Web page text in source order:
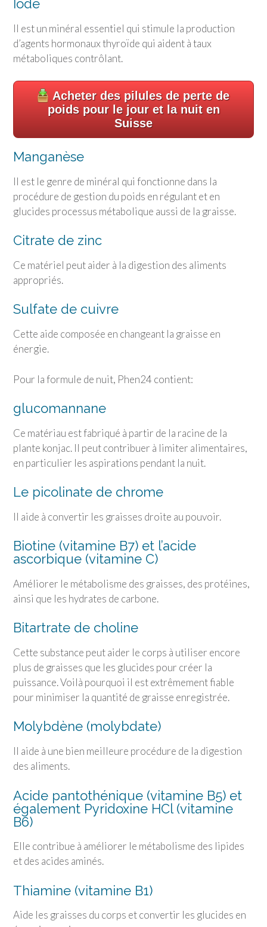
Iode
Il est un minéral essentiel qui stimule la production
d’agents hormonaux thyroïde qui aident à taux
métaboliques contrôlant.
Acheter des pilules de perte de
poids pour le jour et la nuit en
Suisse
Manganèse
Il est le genre de minéral qui fonctionne dans la
procédure de gestion du poids en régulant et en
glucides processus métabolique aussi de la graisse.
Citrate de zinc
Ce matériel peut aider à la digestion des aliments
appropriés.
Sulfate de cuivre
Cette aide composée en changeant la graisse en
énergie.
Pour la formule de nuit, Phen24 contient:
glucomannane
Ce matériau est fabriqué à partir de la racine de la
plante konjac. Il peut contribuer à limiter alimentaires,
en particulier les aspirations pendant la nuit.
Le picolinate de chrome
Il aide à convertir les graisses droite au pouvoir.
Biotine (vitamine B7) et l’acide
ascorbique (vitamine C)
Améliorer le métabolisme des graisses, des protéines,
ainsi que les hydrates de carbone.
Bitartrate de choline
Cette substance peut aider le corps à utiliser encore
plus de graisses que les glucides pour créer la
puissance. Voilà pourquoi il est extrêmement fiable
pour minimiser la quantité de graisse enregistrée.
Molybdène (molybdate)
Il aide à une bien meilleure procédure de la digestion
des aliments.
Acide pantothénique (vitamine B5) et
également Pyridoxine HCl (vitamine
B6)
Elle contribue à améliorer le métabolisme des lipides
et des acides aminés.
Thiamine (vitamine B1)
Aide les graisses du corps et convertir les glucides en